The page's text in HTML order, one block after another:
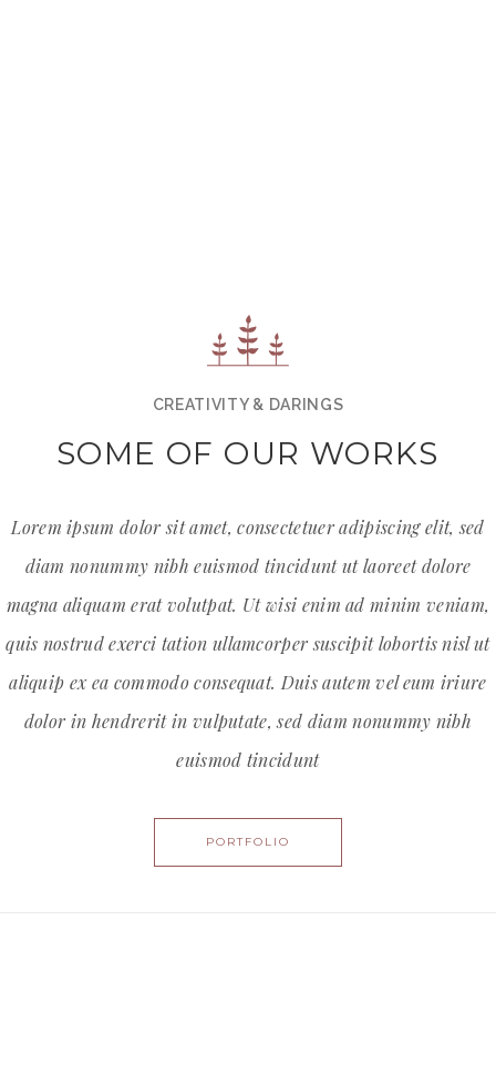
CREATIVITY & DARINGS
SOME OF OUR WORKS
Lorem ipsum dolor sit amet, consectetuer adipiscing elit, sed
diam nonummy nibh euismod tincidunt ut laoreet dolore
magna aliquam erat volutpat. Ut wisi enim ad minim veniam,
quis nostrud exerci tation ullamcorper suscipit lobortis nisl ut
aliquip ex ea commodo consequat. Duis autem vel eum iriure
dolor in hendrerit in vulputate, sed diam nonummy nibh
euismod tincidunt
PORTFOLIO